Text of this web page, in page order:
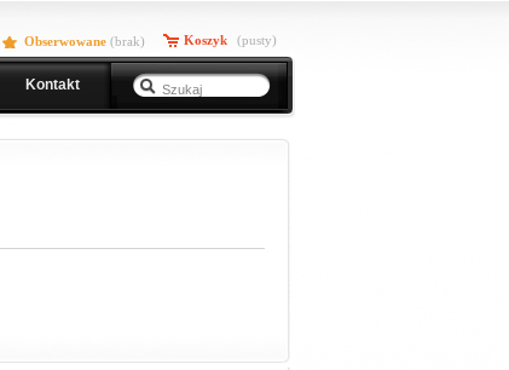
Obserwowane (brak) Koszyk (pusty)
Kontakt